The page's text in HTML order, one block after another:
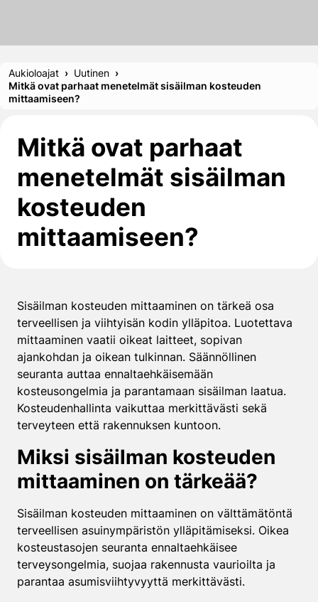
Aukioloajat
Uutinen
Mitkä ovat parhaat menetelmät sisäilman kosteuden
mittaamiseen?
Mitkä ovat parhaat
menetelmät sisäilman
kosteuden
mittaamiseen?
Sisäilman kosteuden mittaaminen on tärkeä osa
terveellisen ja viihtyisän kodin ylläpitoa. Luotettava
mittaaminen vaatii oikeat laitteet, sopivan
ajankohdan ja oikean tulkinnan. Säännöllinen
seuranta auttaa ennaltaehkäisemään
kosteusongelmia ja parantamaan sisäilman laatua.
Kosteudenhallinta vaikuttaa merkittävästi sekä
terveyteen että rakennuksen kuntoon.
Miksi sisäilman kosteuden
mittaaminen on tärkeää?
Sisäilman kosteuden mittaaminen on välttämätöntä
terveellisen asuinympäristön ylläpitämiseksi. Oikea
kosteustasojen seuranta ennaltaehkäisee
terveysongelmia, suojaa rakennusta vaurioilta ja
parantaa asumisviihtyvyyttä merkittävästi.